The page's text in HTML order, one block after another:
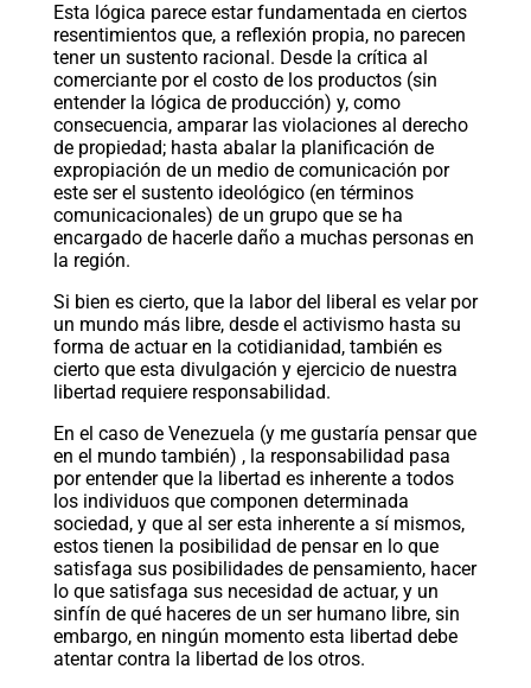
Esta lógica parece estar fundamentada en ciertos
resentimientos que, a reflexión propia, no parecen
tener un sustento racional. Desde la crítica al
comerciante por el costo de los productos (sin
entender la lógica de producción) y, como
consecuencia, amparar las violaciones al derecho
de propiedad; hasta abalar la planificación de
expropiación de un medio de comunicación por
este ser el sustento ideológico (en términos
comunicacionales) de un grupo que se ha
encargado de hacerle daño a muchas personas en
la región.
Si bien es cierto, que la labor del liberal es velar por
un mundo más libre, desde el activismo hasta su
forma de actuar en la cotidianidad, también es
cierto que esta divulgación y ejercicio de nuestra
libertad requiere responsabilidad.
En el caso de Venezuela (y me gustaría pensar que
en el mundo también) , la responsabilidad pasa
por entender que la libertad es inherente a todos
los individuos que componen determinada
sociedad, y que al ser esta inherente a sí mismos,
estos tienen la posibilidad de pensar en lo que
satisfaga sus posibilidades de pensamiento, hacer
lo que satisfaga sus necesidad de actuar, y un
sinfín de qué haceres de un ser humano libre, sin
embargo, en ningún momento esta libertad debe
atentar contra la libertad de los otros.